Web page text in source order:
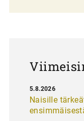
Naisille
5.8.2026